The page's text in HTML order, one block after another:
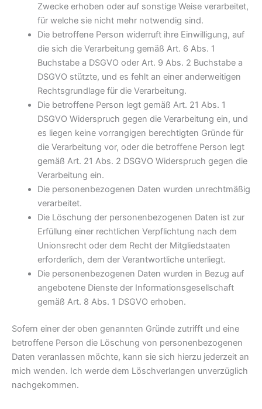
Zwecke erhoben oder auf sonstige Weise verarbeitet,
für welche sie nicht mehr notwendig sind.
Die betroffene Person widerruft ihre Einwilligung, auf
die sich die Verarbeitung gemäß Art. 6 Abs. 1
Buchstabe a DSGVO oder Art. 9 Abs. 2 Buchstabe a
DSGVO stützte, und es fehlt an einer anderweitigen
Rechtsgrundlage für die Verarbeitung.
Die betroffene Person legt gemäß Art. 21 Abs. 1
DSGVO Widerspruch gegen die Verarbeitung ein, und
es liegen keine vorrangigen berechtigten Gründe für
die Verarbeitung vor, oder die betroffene Person legt
gemäß Art. 21 Abs. 2 DSGVO Widerspruch gegen die
Verarbeitung ein.
Die personenbezogenen Daten wurden unrechtmäßig
verarbeitet.
Die Löschung der personenbezogenen Daten ist zur
Erfüllung einer rechtlichen Verpflichtung nach dem
Unionsrecht oder dem Recht der Mitgliedstaaten
erforderlich, dem der Verantwortliche unterliegt.
Die personenbezogenen Daten wurden in Bezug auf
angebotene Dienste der Informationsgesellschaft
gemäß Art. 8 Abs. 1 DSGVO erhoben.
Sofern einer der oben genannten Gründe zutrifft und eine
betroffene Person die Löschung von personenbezogenen
Daten veranlassen möchte, kann sie sich hierzu jederzeit an
mich wenden. Ich werde dem Löschverlangen unverzüglich
nachgekommen.